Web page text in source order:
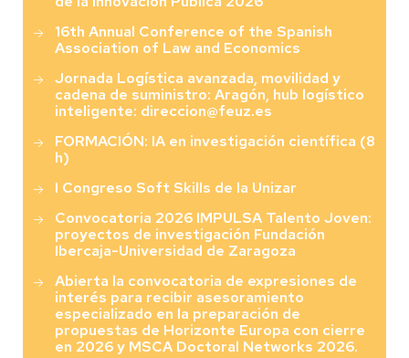
16th Annual Conference of the Spanish
Association of Law and Economics
Jornada Logística avanzada, movilidad y
cadena de suministro: Aragón, hub logístico
inteligente: direccion@feuz.es
FORMACIÓN: IA en investigación científica (8
h)
I Congreso Soft Skills de la Unizar
Convocatoria 2026 IMPULSA Talento Joven:
proyectos de investigación Fundación
Ibercaja-Universidad de Zaragoza
Abierta la convocatoria de expresiones de
interés para recibir asesoramiento
especializado en la preparación de
propuestas de Horizonte Europa con cierre
en 2026 y MSCA Doctoral Networks 2026.